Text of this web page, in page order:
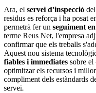
Ara, el servei d’inspecció
residus es reforça i ha posat
permetrà fer un seguiment
terme Reus Net, l'empresa
confirmar que els treballs
Aquest nou sistema
fiables i immediates sobre el
optimitzar els recursos i
compliment dels estàndards
servei.